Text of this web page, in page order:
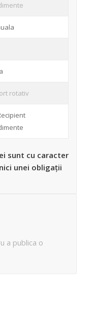
rotativ
sunt cu caracter
unei obligații
a publica o